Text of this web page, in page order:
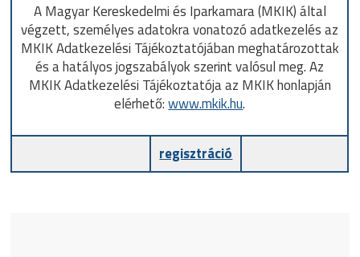
A Magyar Kereskedelmi és Iparkamara (MKIK) által
végzett, személyes adatokra vonatozó adatkezelés az
MKIK Adatkezelési Tájékoztatójában meghatározottak
és a hatályos jogszabályok szerint valósul meg. Az
MKIK Adatkezelési Tájékoztatója az MKIK honlapján
elérhető:www.mkik.hu.
regisztráció